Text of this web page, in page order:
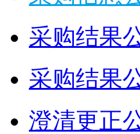
采购结果
采购结果
澄清更正